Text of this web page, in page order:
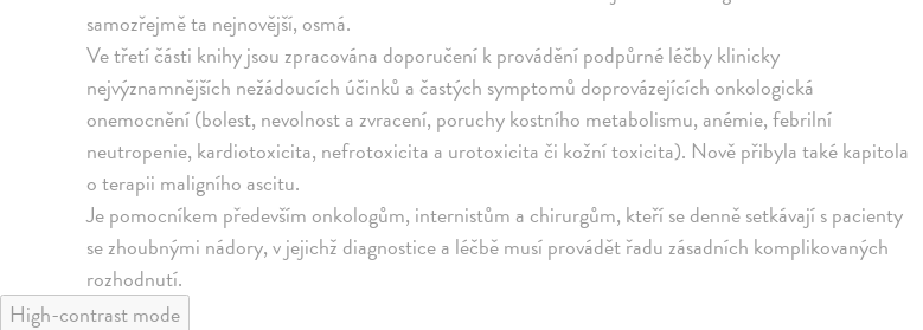
samozřejmě ta nejnovější, osmá.
Ve třetí části knihy jsou zpracována doporučení k provádění podpůrné léčby klinicky
nejvýznamnějších nežádoucích účinků a častých symptomů doprovázejících onkologická
onemocnění (bolest, nevolnost a zvracení, poruchy kostního metabolismu, anémie, febrilní
neutropenie, kardiotoxicita, nefrotoxicita a urotoxicita či kožní toxicita). Nově přibyla také kapitola
o terapii maligního ascitu.
Je pomocníkem především onkologům, internistům a chirurgům, kteří se denně setkávají s pacienty
se zhoubnými nádory, v jejichž diagnostice a léčbě musí provádět řadu zásadních komplikovaných
rozhodnutí.
High-contrast mode